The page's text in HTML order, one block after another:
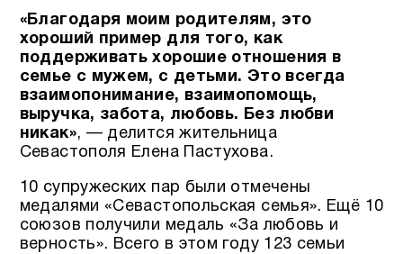
«Благодаря моим родителям, это
хороший пример для того, как
поддерживать хорошие отношения в
семье с мужем, с детьми. Это всегда
взаимопонимание, взаимопомощь,
выручка, забота, любовь. Без любви
никак», — делится жительница
Севастополя Елена Пастухова.
10 супружеских пар были отмечены
медалями «Севастопольская семья». Ещё 10
союзов получили медаль «За любовь и
верность». Всего в этом году 123 семьи